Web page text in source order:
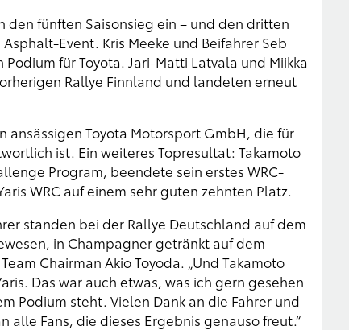
den fünften Saisonsieg ein – und den dritten
Event. Kris Meeke und Beifahrer Seb
für Toyota. Jari-Matti Latvala und Miikka
Rallye Finnland und landeten erneut
ansässigen Toyota Motorsport GmbH, die für
ist. Ein weiteres Topresultat: Takamoto
Program, beendete sein erstes WRC-
WRC auf einem sehr guten zehnten Platz.
standen bei der Rallye Deutschland auf dem
in Champagner getränkt auf dem
Chairman Akio Toyoda. „Und Takamoto
Das war auch etwas, was ich gern gesehen
Podium steht. Vielen Dank an die Fahrer und
alle Fans, die dieses Ergebnis genauso freut.“